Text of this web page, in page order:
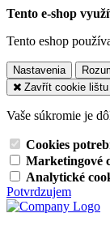
Tento e-shop
Tento eshop
Nastavenia
Zavřít cookie lištu
Vaše súkromie je
Cookies
Marketingové
Analytické
Potvrdzujem